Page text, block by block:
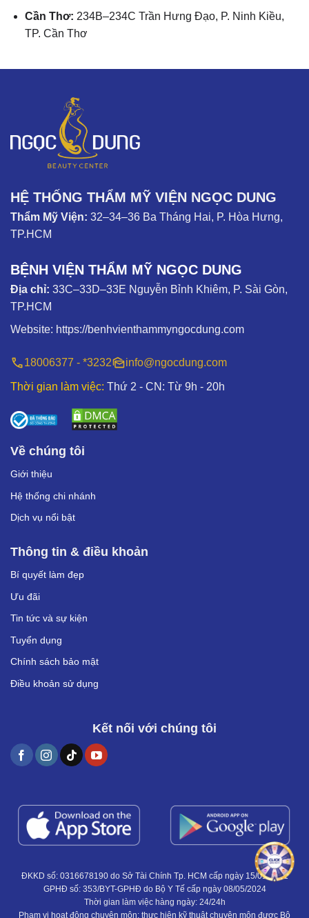
Cần Thơ: 234B–234C Trần Hưng Đạo, P. Ninh Kiều,
TP. Cần Thơ
HỆ THỐNG THẨM MỸ VIỆN NGỌC DUNG
Thẩm Mỹ Viện: 32–34–36 Ba Tháng Hai, P. Hòa Hưng,
TP.HCM
BỆNH VIỆN THẨM MỸ NGỌC DUNG
Địa chỉ: 33C–33D–33E Nguyễn Bỉnh Khiêm, P. Sài Gòn,
TP.HCM
Website: https://benhvienthammyngocdung.com
18006377 - *3232 info@ngocdung.com
Thời gian làm việc: Thứ 2 - CN: Từ 9h - 20h
Về chúng tôi
Giới thiệu
Hệ thống chi nhánh
Dịch vụ nổi bật
Thông tin & điều khoản
Bí quyết làm đẹp
Ưu đãi
Tin tức và sự kiện
Tuyển dụng
Chính sách bảo mật
Điều khoản sử dụng
Kết nối với chúng tôi
ĐKKD số: 0316678190 do Sở Tài Chính Tp. HCM cấp ngày 15/01/2021
GPHĐ số: 353/BYT-GPHĐ do Bộ Y Tế cấp ngày 08/05/2024
Thời gian làm việc hàng ngày: 24/24h
Phạm vi hoạt động chuyên môn: thực hiện kỹ thuật chuyên môn được Bộ